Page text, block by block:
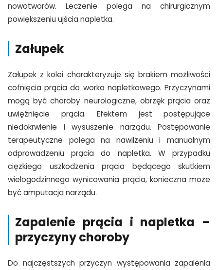
nowotworów. Leczenie polega na chirurgicznym
powiększeniu ujścia napletka.
Załupek
Załupek z kolei charakteryzuje się brakiem możliwości
cofnięcia prącia do worka napletkowego. Przyczynami
mogą być choroby neurologiczne, obrzęk prącia oraz
uwięźnięcie prącia. Efektem jest postępujące
niedokrwienie i wysuszenie narządu. Postępowanie
terapeutyczne polega na nawilżeniu i manualnym
odprowadzeniu prącia do napletka. W przypadku
ciężkiego uszkodzenia prącia będącego skutkiem
wielogodzinnego wynicowania prącia, konieczna może
być amputacja narządu.
Zapalenie prącia i napletka –
przyczyny choroby
Do najczęstszych przyczyn występowania zapalenia